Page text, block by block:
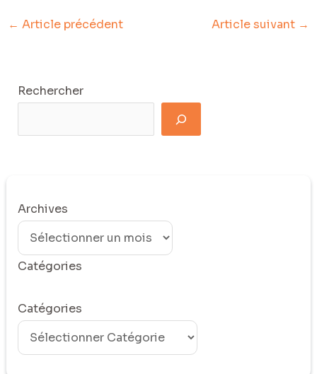
← Article précédent Article suivant →
Rechercher
Archives
Catégories
Catégories